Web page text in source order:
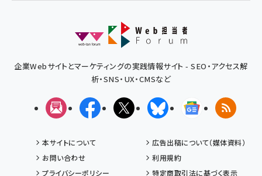
企業Webサイトとマーケティングの実践情報サイト - SEO・アクセス解
析・SNS・UX・CMSなど
メルマガFacebookX(エックス)BlueskyGoogleニュ
RSS
本サイトについて
広告出稿について（媒体資料）
お問い合わせ
利用規約
プライバシーポリシー
特定商取引法に基づく表示